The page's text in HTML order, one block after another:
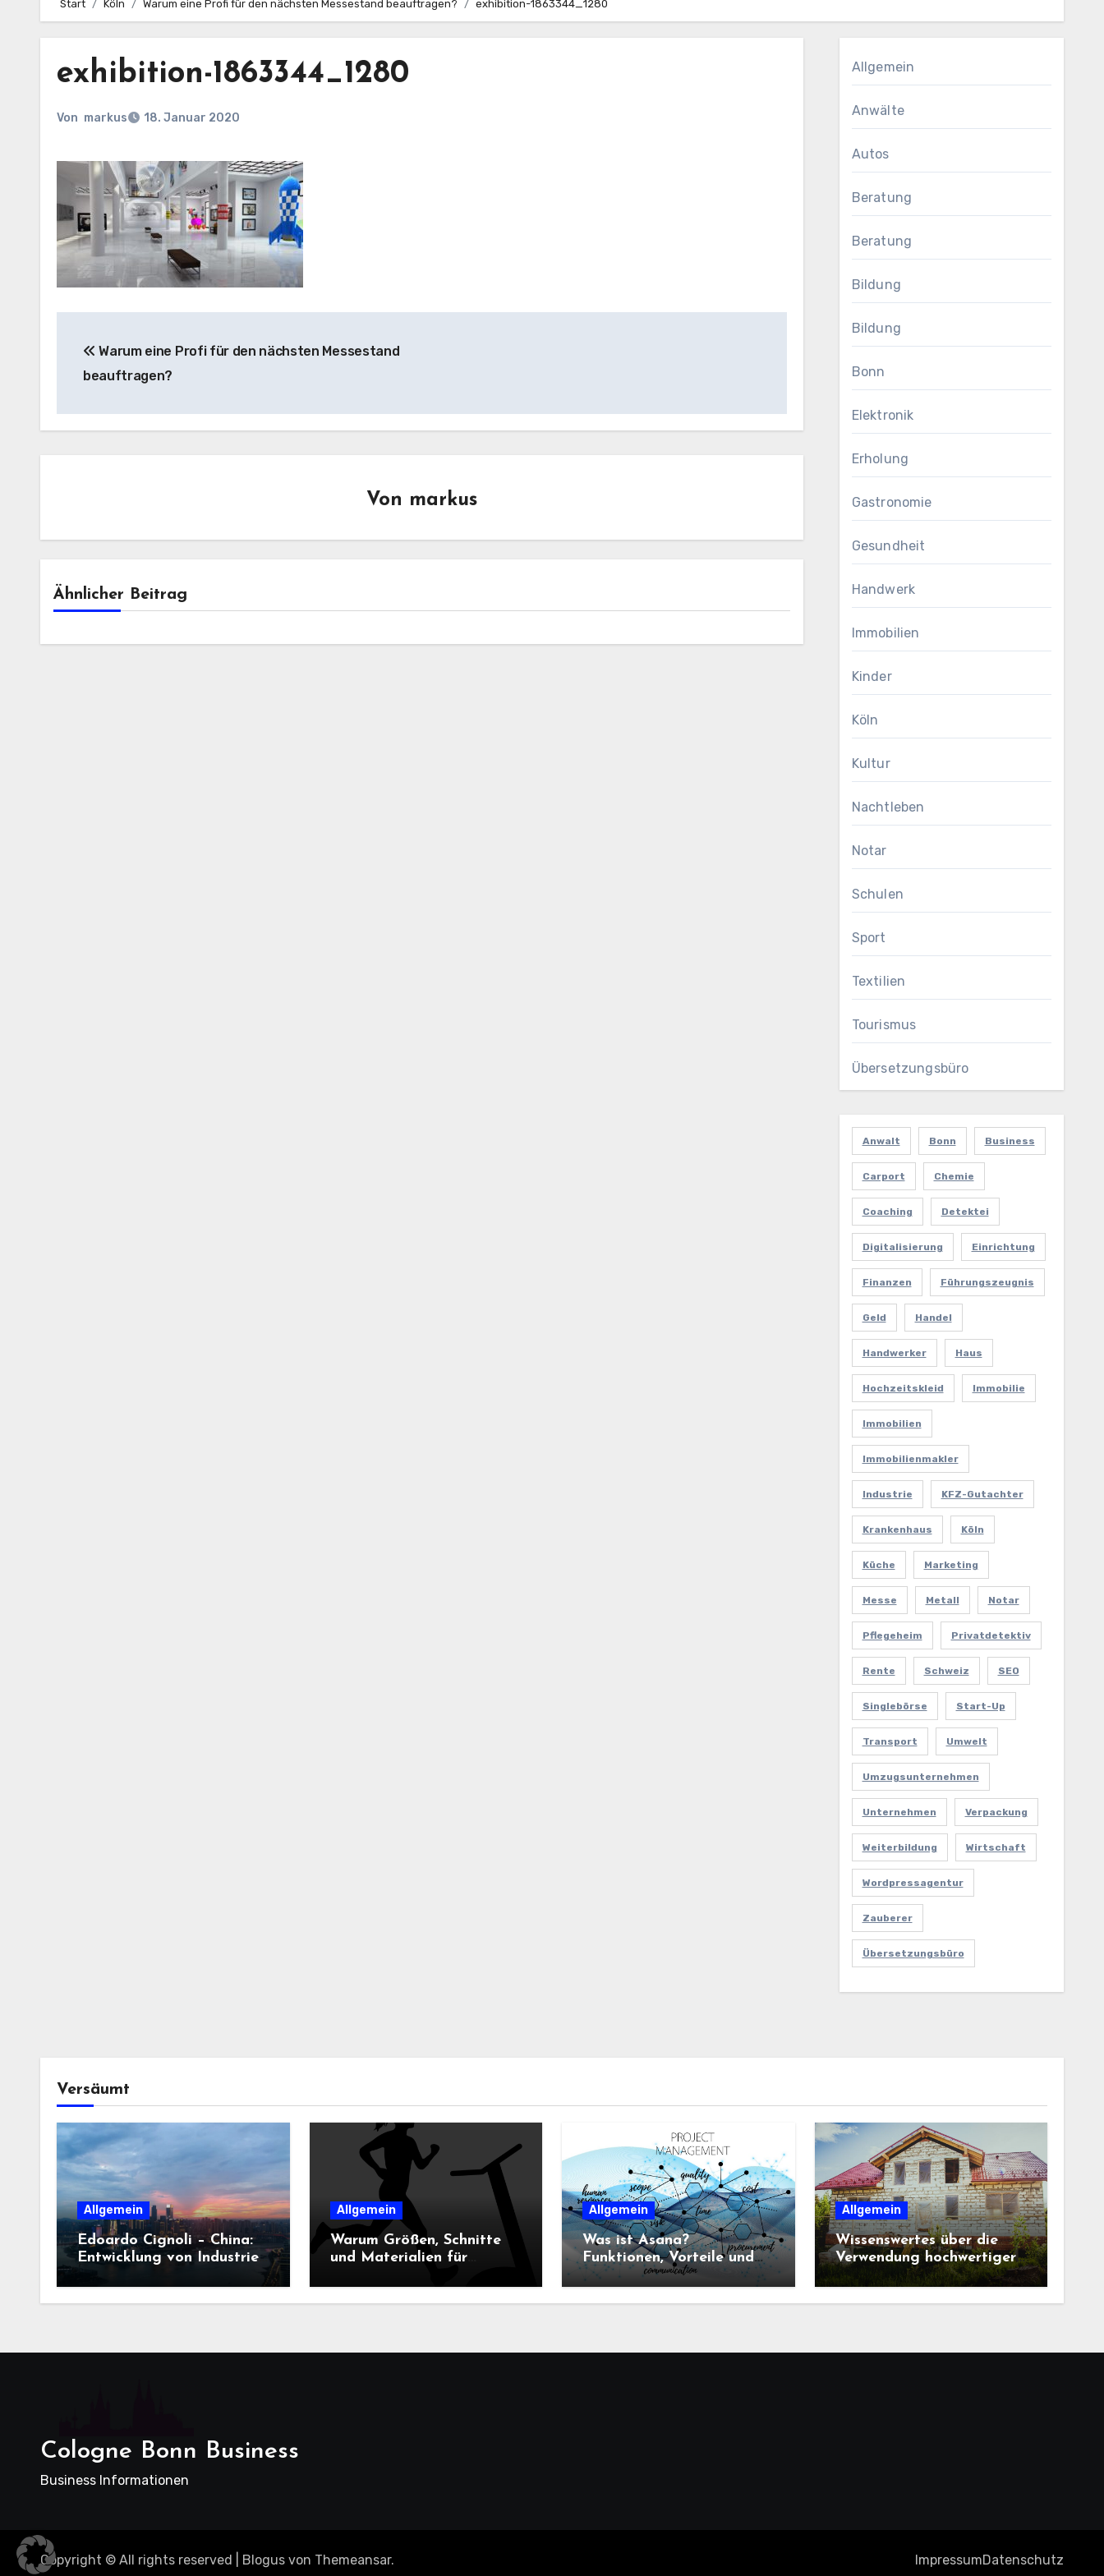
Start Köln Warum eine Profi für den nächsten Messestand beauftragen? exhibition-1863344_1280
exhibition-1863344_1280
Von markus 18. Januar 2020
Warum eine Profi für den nächsten Messestand
beauftragen?
Von markus
Ähnlicher Beitrag
Allgemein
Anwälte
Autos
Beratung
Beratung
Bildung
Bildung
Bonn
Elektronik
Erholung
Gastronomie
Gesundheit
Handwerk
Immobilien
Kinder
Köln
Kultur
Nachtleben
Notar
Schulen
Sport
Textilien
Tourismus
Übersetzungsbüro
Anwalt Bonn Business
Carport Chemie
Coaching Detektei
Digitalisierung Einrichtung
Finanzen Führungszeugnis
Geld Handel
Handwerker Haus
Hochzeitskleid Immobilie
Immobilien
Immobilienmakler
Industrie KFZ-Gutachter
Krankenhaus Köln
Küche Marketing
Messe Metall Notar
Pflegeheim Privatdetektiv
Rente Schweiz SEO
Singlebörse Start-Up
Transport Umwelt
Umzugsunternehmen
Unternehmen Verpackung
Weiterbildung Wirtschaft
Wordpressagentur
Zauberer
Übersetzungsbüro
Versäumt
Allgemein
Edoardo Cignoli – China:
Entwicklung von Industrie,
Technologie
Allgemein
Warum Größen, Schnitte
und Materialien für
entscheidend sind
Allgemein
Was ist Asana?
Funktionen, Vorteile und
Einsatz im
Projektmanagement
Allgemein
Wissenswertes über die
Verwendung hochwertiger
Baustoffe im Haus und
beim Hausbau
Cologne Bonn Business
Business Informationen
Copyright © All rights reserved Blogus von Themeansar. ImpressumDatenschutz